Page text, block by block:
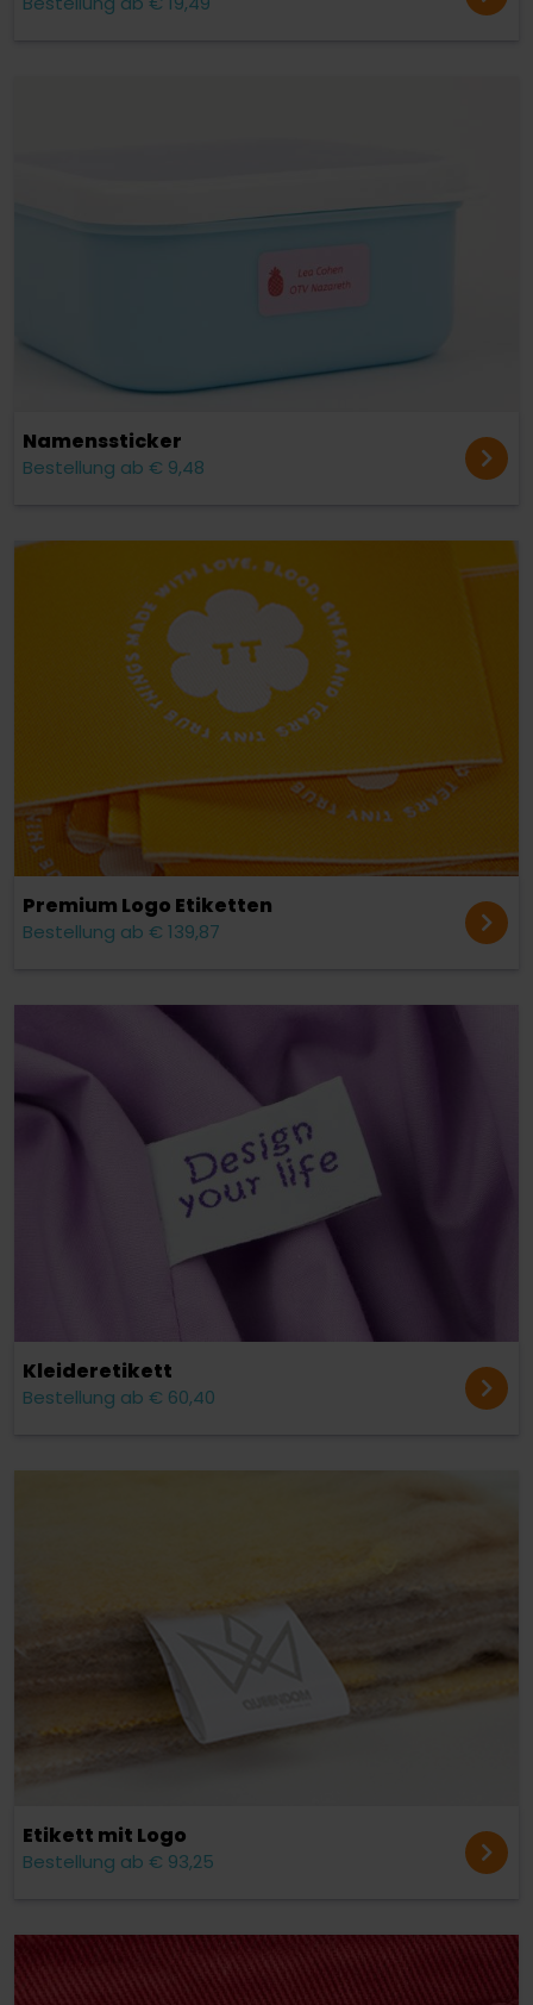
Namens­sticker
Bestellung ab € 9,48
Premium Logo Etiketten
Bestellung ab € 139,87
Kleider­etikett
Bestellung ab € 60,40
Etikett mit Logo
Bestellung ab € 93,25